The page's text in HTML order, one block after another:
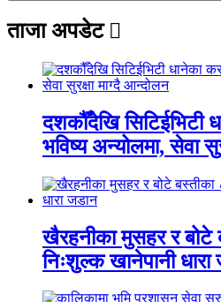
ताजा अपडेट
दशकौँदेखि सिटिईभिटी
भविष्य अन्योलमा, सेवा
खैरहनीका मुसहर र बोटे
निःशुल्क खानेपानी